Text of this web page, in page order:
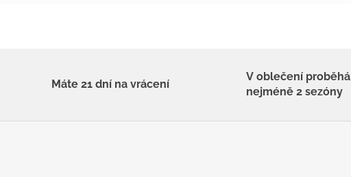
Máte 21 dní na vrácení
V oblečení proběhá
nejméně 2 sezóny